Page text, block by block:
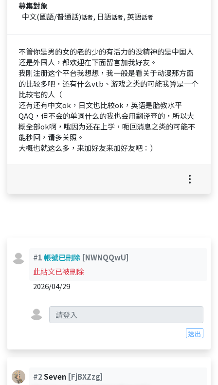
募集對象
中文(國語/普通話)話者, 日語話者, 英語話者
不管你是男的女的老的少的有活力的没精神的是中国人
还是外国人，都欢迎在下面留言加我好友。
我刚注册这个平台我想想，我一般是看关于动漫那方面
的比较多吧，还有什么vtb、游戏之类的可能我算是一个
比较宅的人（
还有还有中文ok，日文也比较ok，英语是胎教水平
QAQ，但不会的单词什么的我也会用翻译查的，所以大
概全部ok啊，哦因为还在上学，呃回消息之类的可能不
能秒回，请多关照。
大概也就这么多，来加好友来加好友吧：）
#1帳號已刪除 [NWNQQwU]
此貼文已被刪除
2026/04/29
送出
#2Seven [FjBXZzg]